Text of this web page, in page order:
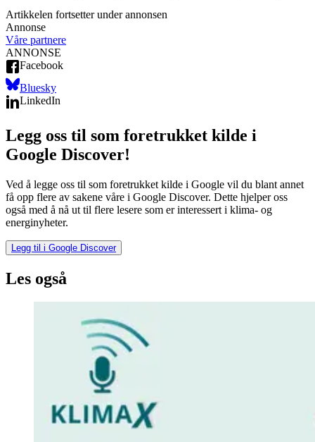
Artikkelen fortsetter under annonsen
Annonse
Våre partnere
ANNONSE
Facebook
Bluesky
LinkedIn
Legg oss til som foretrukket kilde i
Google Discover!
Ved å legge oss til som foretrukket kilde i Google vil du blant annet
få opp flere av sakene våre i Google Discover. Dette hjelper oss
også med å nå ut til flere lesere som er interessert i klima- og
energinyheter.
Legg til i Google Discover
Les også